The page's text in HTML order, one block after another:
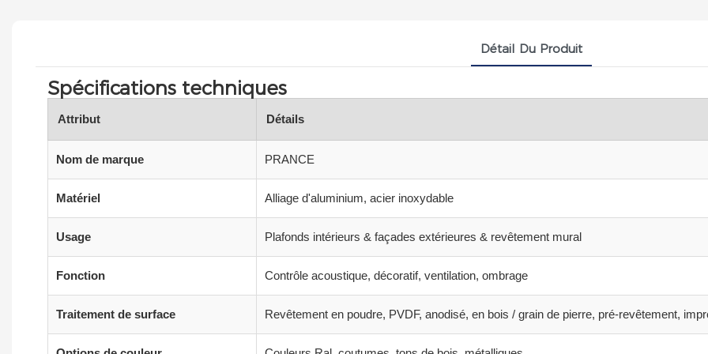
Détail Du Produit
Spécifications techniques
Attribut Détails
Nom de marque PRANCE
Matériel Alliage d'aluminium, acier inoxydable
Usage Plafonds intérieurs & façades extérieures & revêtement mural
Fonction Contrôle acoustique, décoratif, ventilation, ombrage
Traitement de surface Revêtement en poudre, PVDF, anodisé, en bois / grain de pierre, pré-revêtement,